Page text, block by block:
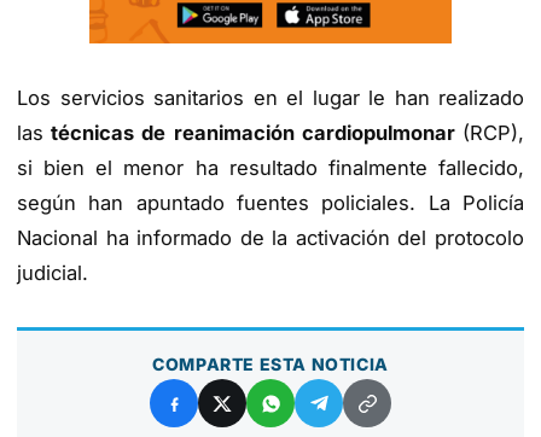
Los servicios sanitarios en el lugar le han realizado
las técnicas de reanimación cardiopulmonar (RCP),
si bien el menor ha resultado finalmente fallecido,
según han apuntado fuentes policiales. La Policía
Nacional ha informado de la activación del protocolo
judicial.
COMPARTE ESTA NOTICIA